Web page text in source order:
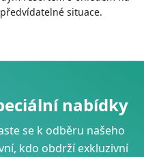
situace.
nabídky
se k odběru našeho
kdo obdrží exkluzivní